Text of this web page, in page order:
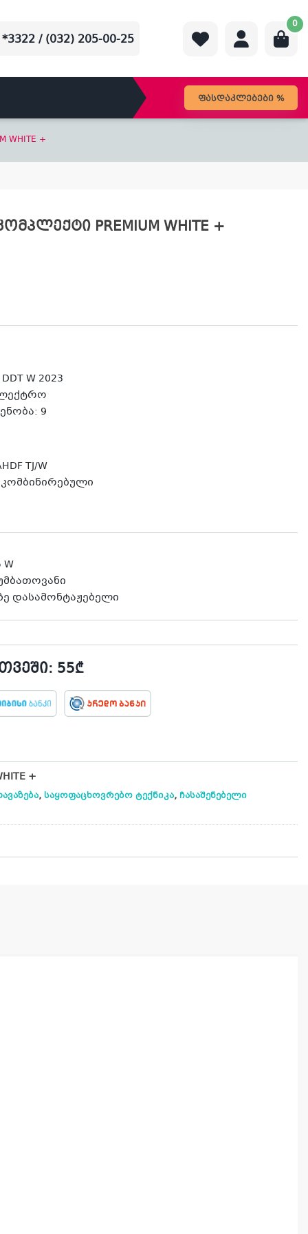
*3322 / (032) 205-00-25
0
ფასდაკლებები %
WHITE +
PREMIUM WHITE +
W 2023
9
TJ/W
დასამონტაჟებელი
55₾
+
, საყოფაცხოვრებო ტექნიკა, ჩასაშენებელი